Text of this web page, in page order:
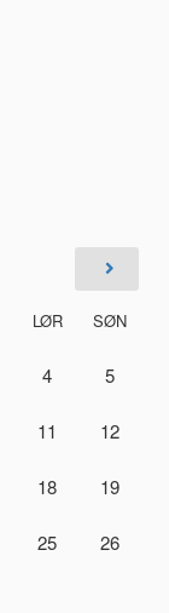
LØR SØN
4 5
11 12
18 19
25 26